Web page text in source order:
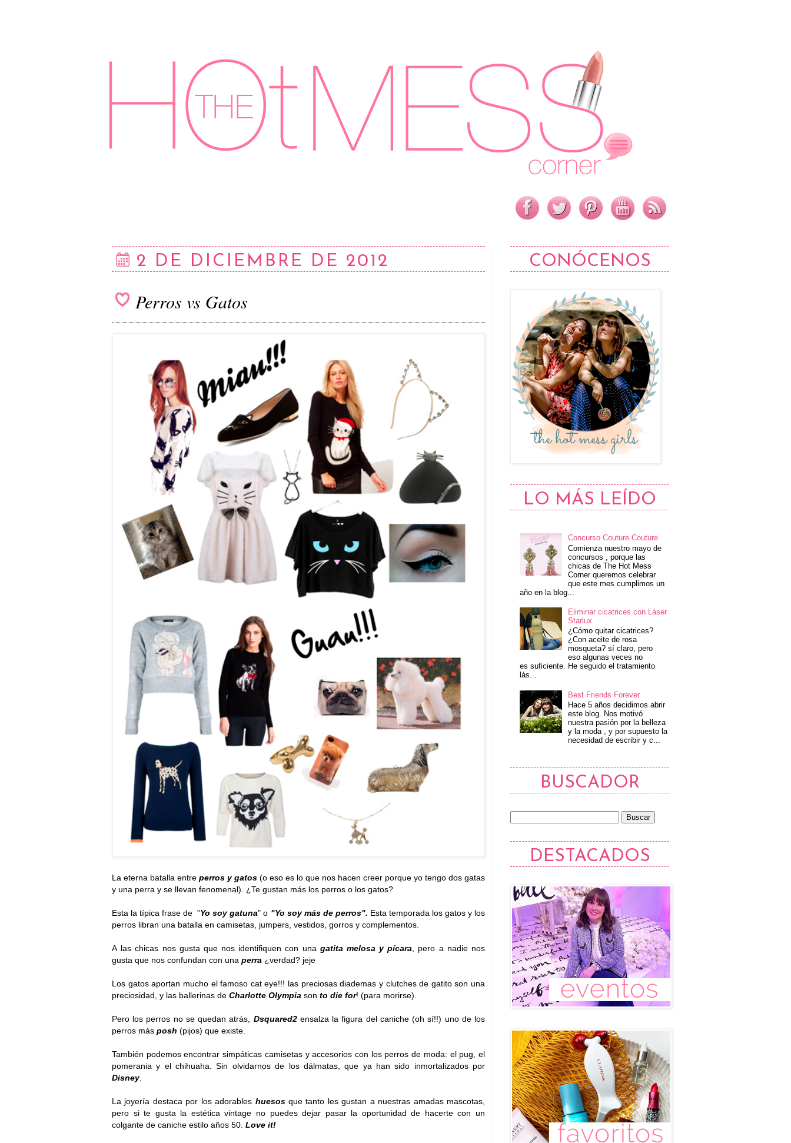
2 DE DICIEMBRE DE 2012
Perros vs Gatos
La eterna batalla entre perros y gatos (o eso es lo que nos hacen creer porque yo tengo dos gatas
y una perra y se llevan fenomenal). ¿Te gustan más los perros o los gatos?
Esta la típica frase de "Yo soy gatuna" o "Yo soy más de perros". Esta temporada los gatos y los
perros libran una batalla en camisetas, jumpers, vestidos, gorros y complementos.
A las chicas nos gusta que nos identifiquen con una gatita melosa y pícara , pero a nadie nos
gusta que nos confundan con una perra ¿verdad? jeje
Los gatos aportan mucho el famoso cat eye!!! las preciosas diademas y clutches de gatito son una
preciosidad, y las ballerinas de Charlotte Olympia son to die for! (para morirse).
Pero los perros no se quedan atrás, Dsquared2ensalza la figura del caniche (oh sí!!) uno de los
perros más posh (pijos) que existe.
También podemos encontrar simpáticas camisetas y accesorios con los perros de moda: el pug, el
pomerania y el chihuaha. Sin olvidarnos de los dálmatas, que ya han sido inmortalizados por
Disney.
La joyería destaca por los adorables huesosque tanto les gustan a nuestras amadas mascotas,
pero si te gusta la estética vintage no puedes dejar pasar la oportunidad de hacerte con un
colgante de caniche estilo años 50. Love it!
CONÓCENOS
LO MÁS LEÍDO
Concurso Couture Couture
Comienza nuestro mayo de
concursos , porque las
chicas de The Hot Mess
Corner queremos celebrar
que este mes cumplimos un
año en la blog...
Eliminar cicatrices con Láser
Starlux
¿Cómo quitar cicatrices?
¿Con aceite de rosa
mosqueta? sí claro, pero
eso algunas veces no
es suficiente. He seguido el tratamiento
lás...
Best Friends Forever
Hace 5 años decidimos abrir
este blog. Nos motivó
nuestra pasión por la belleza
y la moda , y por supuesto la
necesidad de escribir y c...
BUSCADOR
DESTACADOS